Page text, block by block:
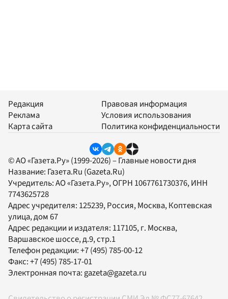
Редакция
Реклама
Карта сайта
Правовая информация
Условия использования
Политика конфиденциальности
© АО «Газета.Ру» (1999-2026) – Главные новости дня
Название: Газета.Ru (Gazeta.Ru)
Учредитель:АО «Газета.Ру», ОГРН 1067761730376, ИНН
7743625728
Адрес учредителя: 125239, Россия, Москва, Коптевская
улица, дом 67
Адрес редакции и издателя: 117105, г. Москва,
Варшавское шоссе, д.9, стр.1
Телефон редакции:+7 (495) 785-00-12
Факс:+7 (495) 785-17-01
Электронная почта: gazeta@gazeta.ru